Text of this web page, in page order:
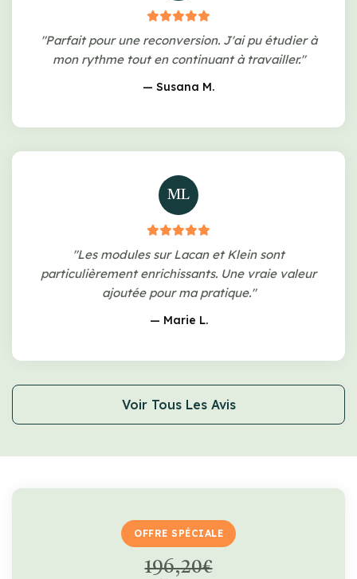
"Parfait pour une reconversion. J'ai pu étudier à
mon rythme tout en continuant à travailler."
— Susana M.
ML
"Les modules sur Lacan et Klein sont
particulièrement enrichissants. Une vraie valeur
ajoutée pour ma pratique."
— Marie L.
Voir Tous Les Avis
OFFRE SPÉCIALE
196,20€